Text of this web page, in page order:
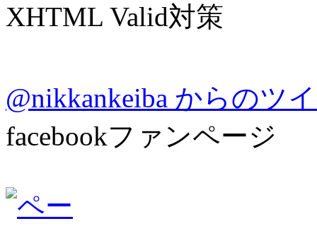
XHTML Valid対策
@nikkankeiba からのツ
facebookファンページ